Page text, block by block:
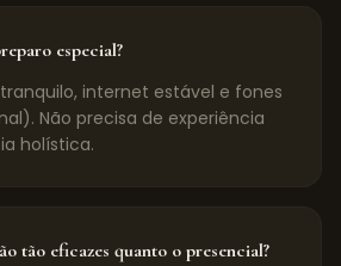
especial?
internet estável e fones
Não precisa de experiência
holística.
tão eficazes quanto o presencial?